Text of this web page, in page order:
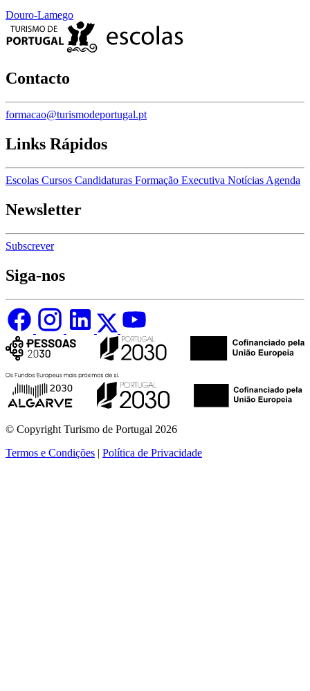
Douro-Lamego
Contacto
formacao@turismodeportugal.pt
Links Rápidos
Escolas Cursos Candidaturas Formação Executiva Notícias Agenda
Newsletter
Subscrever
Siga-nos
© Copyright Turismo de Portugal 2026
Termos e Condições | Política de Privacidade